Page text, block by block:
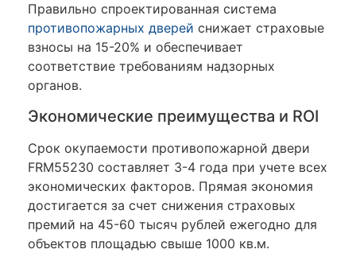
Правильно спроектированная система
противопожарных дверей снижает страховые
взносы на 15-20% и обеспечивает
соответствие требованиям надзорных
органов.
Экономические преимущества и ROI
Срок окупаемости противопожарной двери
FRM55230 составляет 3-4 года при учете всех
экономических факторов. Прямая экономия
достигается за счет снижения страховых
премий на 45-60 тысяч рублей ежегодно для
объектов площадью свыше 1000 кв.м.